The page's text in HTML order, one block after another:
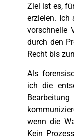
Ziel ist es,
erzielen. Ich
vorschnelle
durch den
Recht bis
Als
ich die
wenn die
Kein